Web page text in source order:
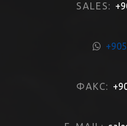
SALES:
ФАКС: